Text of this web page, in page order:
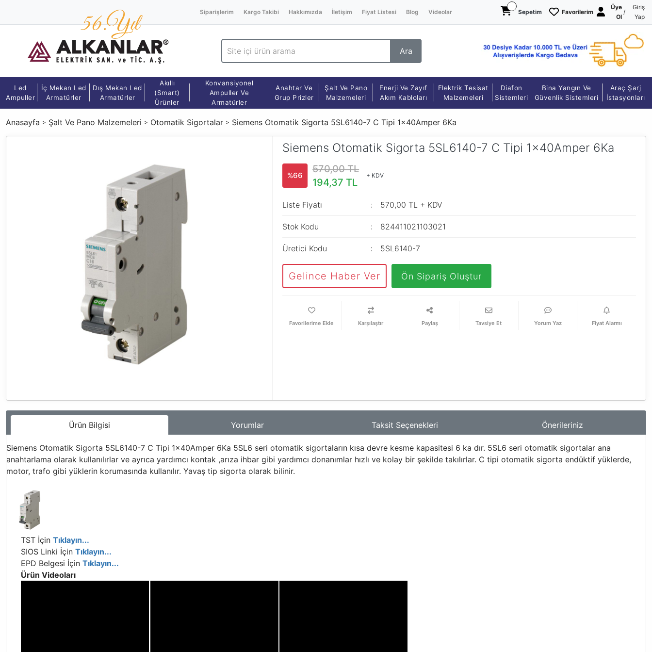
Siparişlerim Kargo Takibi Hakkımızda İletişim Fiyat Listesi Blog Videolar Sepetim Favorilerim
Üye
Ol
/
Giriş
Yap
Ara
Led
Ampuller
İç Mekan Led
Armatürler
Dış Mekan Led
Armatürler
Akıllı
(Smart)
Ürünler
Konvansiyonel
Ampuller Ve
Armatürler
Anahtar Ve
Grup Prizler
Şalt Ve Pano
Malzemeleri
Enerji Ve Zayıf
Akım Kabloları
Elektrik Tesisat
Malzemeleri
Diafon
Sistemleri
Bina Yangın Ve
Güvenlik Sistemleri
Araç Şarj
İstasyonları
Anasayfa Şalt Ve Pano Malzemeleri Otomatik Sigortalar Siemens Otomatik Sigorta 5SL6140-7 C Tipi 1x40Amper 6Ka
Siemens Otomatik Sigorta 5SL6140-7 C Tipi 1x40Amper 6Ka
%66
570,00 TL
194,37 TL
+ KDV
Liste Fiyatı 570,00 TL + KDV
Stok Kodu 824411021103021
Üretici Kodu 5SL6140-7
Gelince Haber Ver Ön Sipariş Oluştur
Karşılaştır Paylaş Tavsiye Et Yorum Yaz Fiyat Alarmı
Ürün Bilgisi Yorumlar Taksit Seçenekleri Önerileriniz
Siemens Otomatik Sigorta 5SL6140-7 C Tipi 1x40Amper 6Ka 5SL6 seri otomatik sigortaların kısa devre kesme kapasitesi 6 ka dır. 5SL6 seri otomatik sigortalar ana
anahtarlama olarak kullanılırlar ve ayrıca yardımcı kontak ,arıza ihbar gibi yardımcı donanımlar hızlı ve kolay bir şekilde takılırlar. C tipi otomatik sigorta endüktif yüklerde,
motor, trafo gibi yüklerin korumasında kullanılır. Yavaş tip sigorta olarak bilinir.
TST İçin Tıklayın...
SIOS Linki İçin Tıklayın...
EPD Belgesi İçin Tıklayın...
Ürün Videoları